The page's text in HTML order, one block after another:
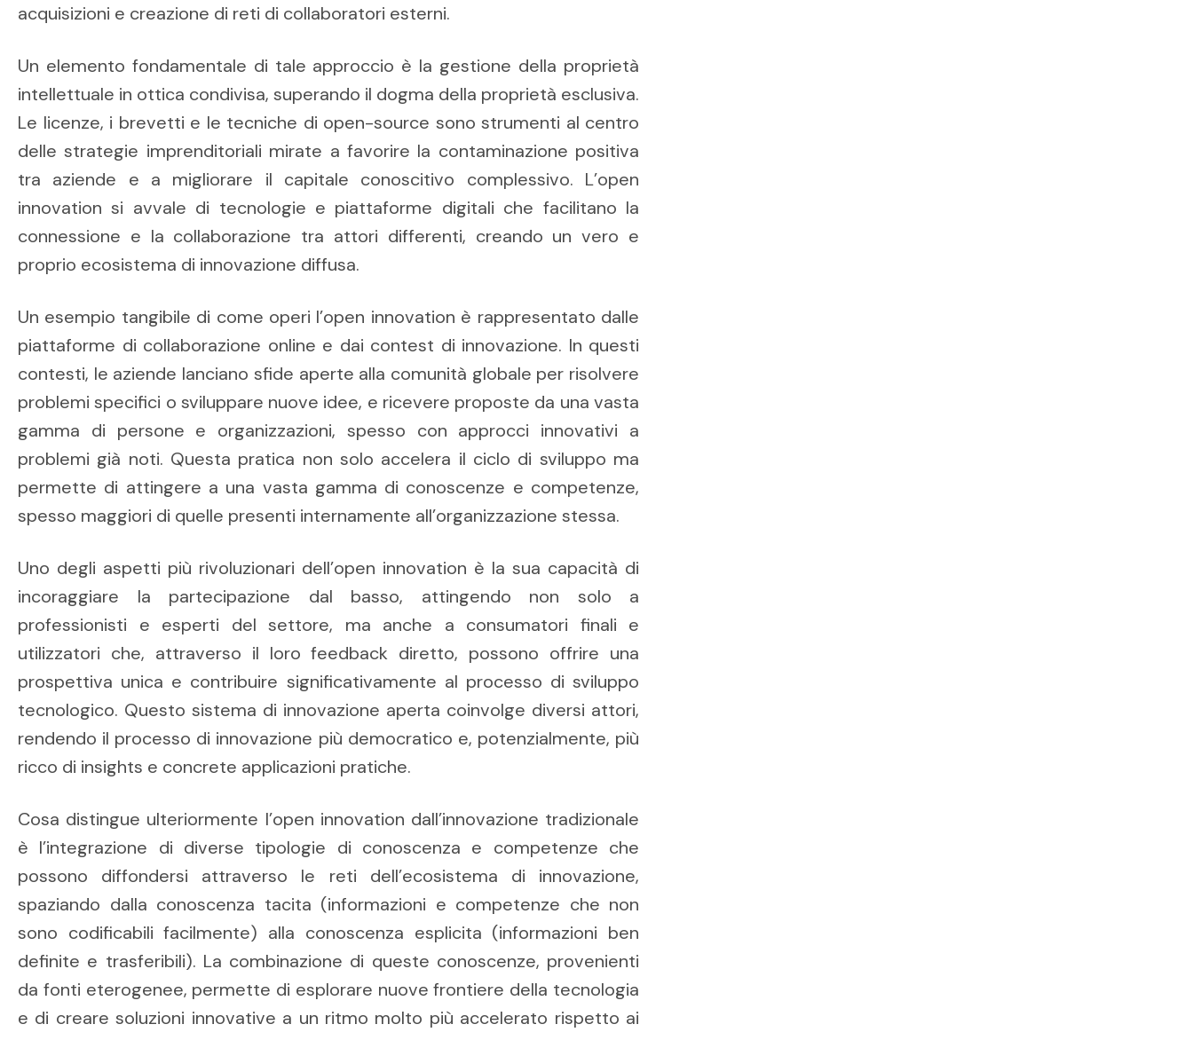
acquisizioni e creazione di reti di collaboratori esterni.
Un elemento fondamentale di tale approccio è la gestione della proprietà
intellettuale in ottica condivisa, superando il dogma della proprietà esclusiva.
Le licenze, i brevetti e le tecniche di open-source sono strumenti al centro
delle strategie imprenditoriali mirate a favorire la contaminazione positiva
tra aziende e a migliorare il capitale conoscitivo complessivo. L’open
innovation si avvale di tecnologie e piattaforme digitali che facilitano la
connessione e la collaborazione tra attori differenti, creando un vero e
proprio ecosistema di innovazione diffusa.
Un esempio tangibile di come operi l’open innovation è rappresentato dalle
piattaforme di collaborazione online e dai contest di innovazione. In questi
contesti, le aziende lanciano sfide aperte alla comunità globale per risolvere
problemi specifici o sviluppare nuove idee, e ricevere proposte da una vasta
gamma di persone e organizzazioni, spesso con approcci innovativi a
problemi già noti. Questa pratica non solo accelera il ciclo di sviluppo ma
permette di attingere a una vasta gamma di conoscenze e competenze,
spesso maggiori di quelle presenti internamente all’organizzazione stessa.
Uno degli aspetti più rivoluzionari dell’open innovation è la sua capacità di
incoraggiare la partecipazione dal basso, attingendo non solo a
professionisti e esperti del settore, ma anche a consumatori finali e
utilizzatori che, attraverso il loro feedback diretto, possono offrire una
prospettiva unica e contribuire significativamente al processo di sviluppo
tecnologico. Questo sistema di innovazione aperta coinvolge diversi attori,
rendendo il processo di innovazione più democratico e, potenzialmente, più
ricco di insights e concrete applicazioni pratiche.
Cosa distingue ulteriormente l’open innovation dall’innovazione tradizionale
è l’integrazione di diverse tipologie di conoscenza e competenze che
possono diffondersi attraverso le reti dell’ecosistema di innovazione,
spaziando dalla conoscenza tacita (informazioni e competenze che non
sono codificabili facilmente) alla conoscenza esplicita (informazioni ben
definite e trasferibili). La combinazione di queste conoscenze, provenienti
da fonti eterogenee, permette di esplorare nuove frontiere della tecnologia
e di creare soluzioni innovative a un ritmo molto più accelerato rispetto ai